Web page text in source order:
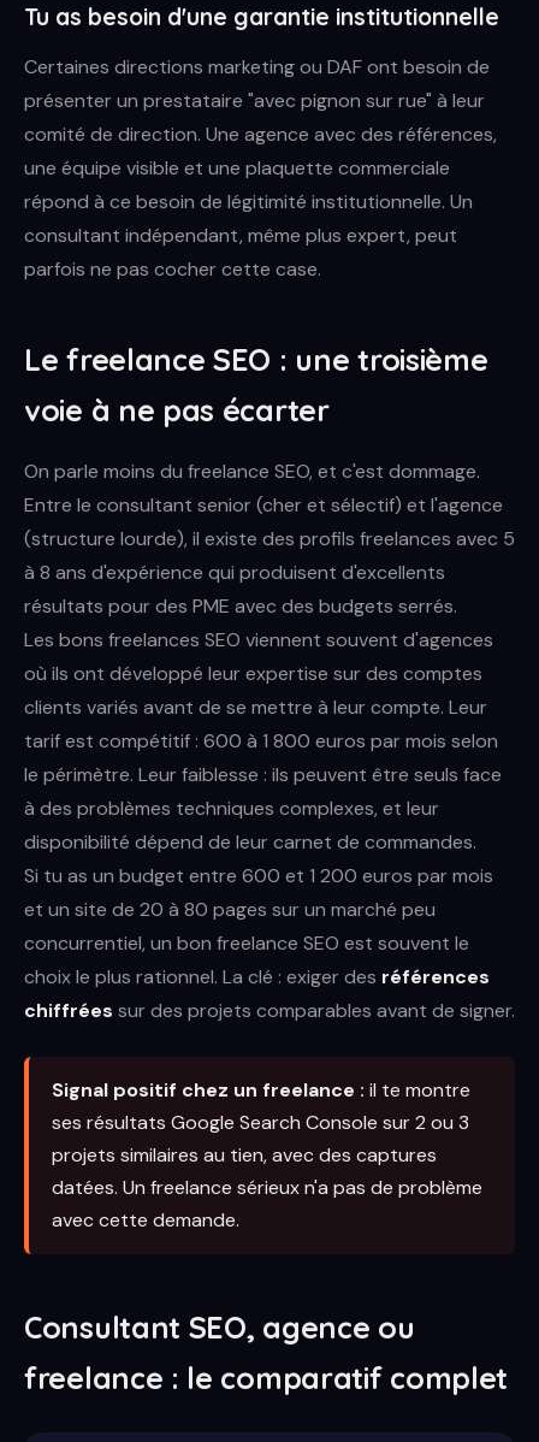
Tu as besoin d'une garantie institutionnelle
Certaines directions marketing ou DAF ont besoin de
présenter un prestataire "avec pignon sur rue" à leur
comité de direction. Une agence avec des références,
une équipe visible et une plaquette commerciale
répond à ce besoin de légitimité institutionnelle. Un
consultant indépendant, même plus expert, peut
parfois ne pas cocher cette case.
Le freelance SEO : une troisième
voie à ne pas écarter
On parle moins du freelance SEO, et c'est dommage.
Entre le consultant senior (cher et sélectif) et l'agence
(structure lourde), il existe des profils freelances avec 5
à 8 ans d'expérience qui produisent d'excellents
résultats pour des PME avec des budgets serrés.
Les bons freelances SEO viennent souvent d'agences
où ils ont développé leur expertise sur des comptes
clients variés avant de se mettre à leur compte. Leur
tarif est compétitif : 600 à 1 800 euros par mois selon
le périmètre. Leur faiblesse : ils peuvent être seuls face
à des problèmes techniques complexes, et leur
disponibilité dépend de leur carnet de commandes.
Si tu as un budget entre 600 et 1 200 euros par mois
et un site de 20 à 80 pages sur un marché peu
concurrentiel, un bon freelance SEO est souvent le
choix le plus rationnel. La clé : exiger des références
chiffrées sur des projets comparables avant de signer.
Signal positif chez un freelance : il te montre
ses résultats Google Search Console sur 2 ou 3
projets similaires au tien, avec des captures
datées. Un freelance sérieux n'a pas de problème
avec cette demande.
Consultant SEO, agence ou
freelance : le comparatif complet